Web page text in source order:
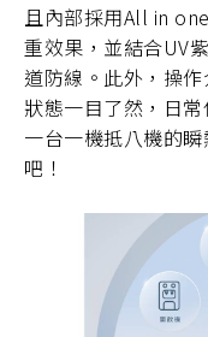
且內部採用All in
重效果，並結合UV
道防線。此外，操
狀態一目了然，日
一台一機抵八機的
吧！